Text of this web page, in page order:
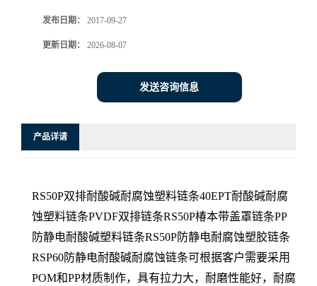
发布日期： 2017-09-27
更新日期： 2026-08-07
发送咨询信息
产品详请
RS50P双排耐酸碱耐腐蚀塑料链条40EPT耐酸碱耐腐
蚀塑料链条PVDF双排链条RS50P椿本带盖罩链条PP
防静电耐酸碱塑料链条RS50P防静电耐腐蚀塑胶链条
RSP60防静电耐酸碱耐腐蚀链条可根据客户需要采用
POM和PP材质制作，具有拉力大，耐磨性能好，耐腐